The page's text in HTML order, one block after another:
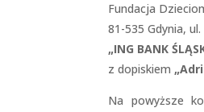
Fundacja
81-535 Gdynia, ul.
„ING BANK
z dopiskiem
Na powyższe